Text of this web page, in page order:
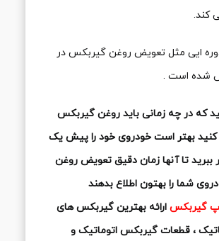
کند.
ایی مثل تعویض روغن گیربکس در
شده است .
که در چه زمانی باید روغن گیربکس
بهتر است خودروی خود را پیش یک
ببرید تا آنها زمان دقیق تعویض روغن
شما را بهتون اطلاع بدهند
گیربکس ارائه بهترین گیربکس های
، قطعات گیربکس اتوماتیک و